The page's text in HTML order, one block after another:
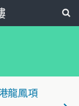
龍鳳項